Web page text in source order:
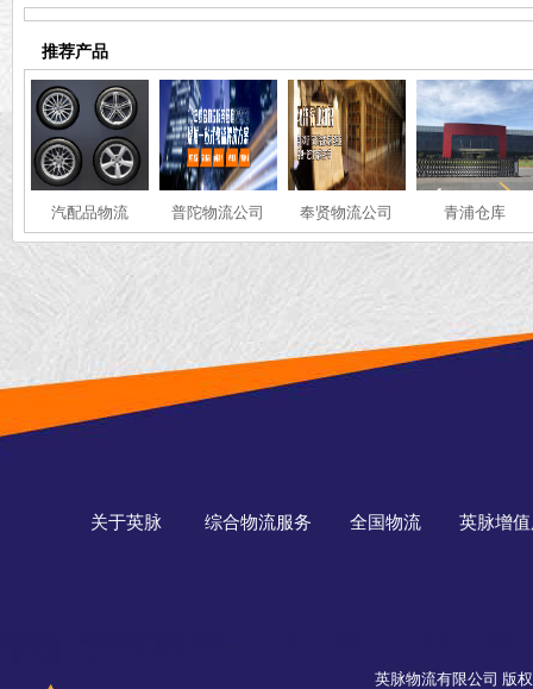
推荐产品
汽配品物流 普陀物流公司 奉贤物流公司 青浦仓库
关于英脉 综合物流服务 全国物流 英脉增
英脉物流有限公司 版